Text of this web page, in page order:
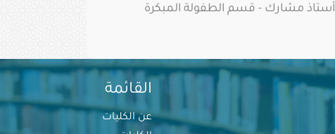
أستاذ مشارك - قسم الطفولة المبكرة
القائمة
عن الكليات